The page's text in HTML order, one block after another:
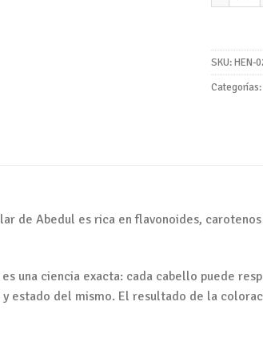
SKU:HEN-
Categorías:
de Abedul es rica en flavonoides,
una ciencia exacta: cada cabello puede
estado del mismo. El resultado de la